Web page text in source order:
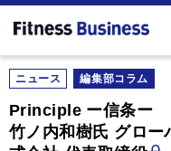
ニュース 編集部コラム
Principle ー信条ー
竹ノ内和樹氏 グロー